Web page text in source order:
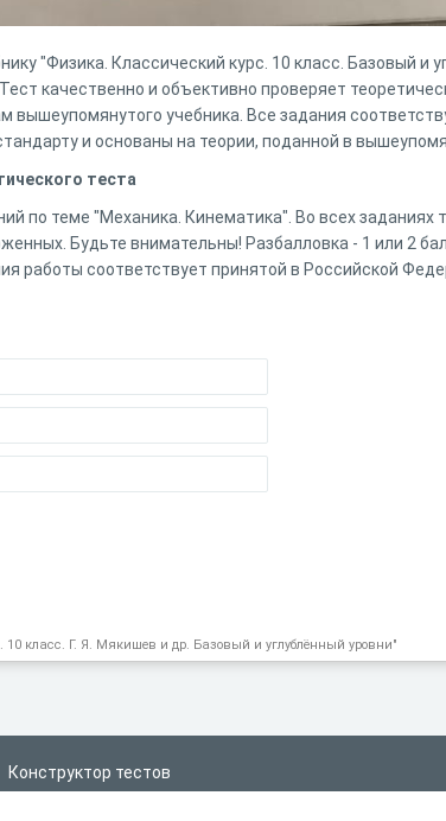
"Физика. Классический курс. 10 класс. Базовый и
качественно и объективно проверяет
вышеупомянутого учебника. Все задания
и основаны на теории, поданной в
теста
по теме "Механика. Кинематика". Во всех заданиях
Будьте внимательны! Разбалловка - 1 или 2
работы соответствует принятой в Российской
10 класс. Г. Я. Мякишев и др. Базовый и углублённый уровни"
Конструктор тестов